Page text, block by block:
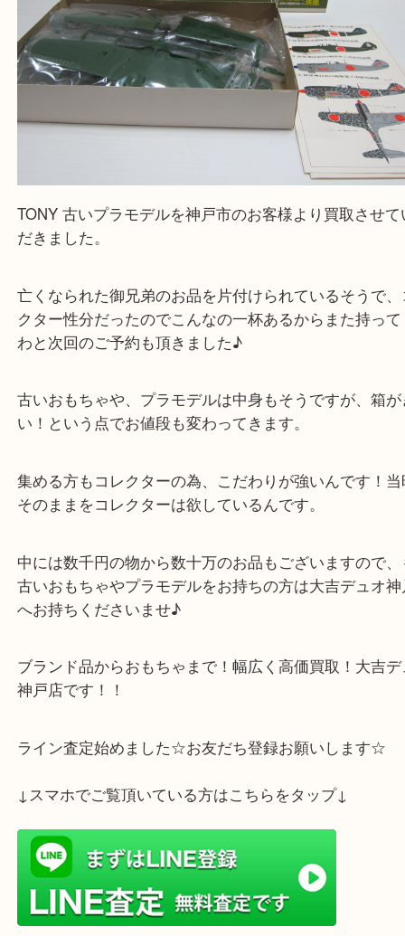
Facebook
Twitter
Line
TONY 古いプラモデル
TONY 古いプラモデル（ Ｎ/Ａ N/A N/A ）
全て
ホビー 神戸市
TONY 古いプラモデルを神戸市のお客様より買取さ
亡くなられた御兄弟のお品を片付けられているそう
わと次回のご予約も頂きました♪
古いおもちゃや、プラモデルは中身もそうですが、
い！という点でお値段も変わってきます。
集める方もコレクターの為、こだわりが強いんで
そのままをコレクターは欲しているんです。